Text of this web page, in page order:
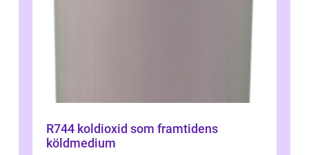
R744 koldioxid som framtidens
köldmedium